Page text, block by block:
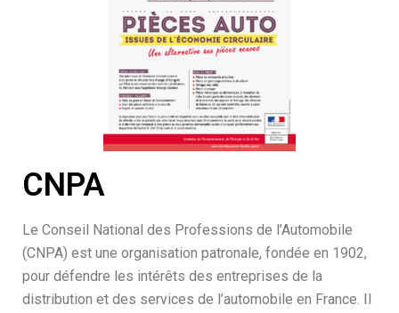
CNPA
Le Conseil National des Professions de l’Automobile
(CNPA) est une organisation patronale, fondée en 1902,
pour défendre les intérêts des entreprises de la
distribution et des services de l’automobile en France. Il